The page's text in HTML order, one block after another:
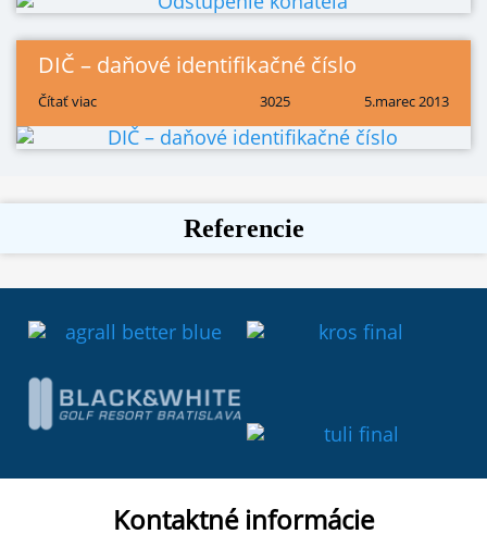
DIČ – daňové identifikačné číslo
Čítať viac 3025 5.marec 2013
Referencie
Kontaktné informácie